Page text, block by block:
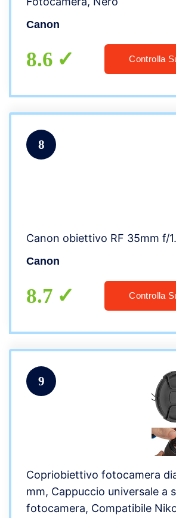
Canon
8.6 Controlla
8
Canon obiettivo RF 35mm f/
Canon
8.7 Controlla
9
Copriobiettivo fotocamera
mm, Cappuccio universale a
fotocamera, Compatibile